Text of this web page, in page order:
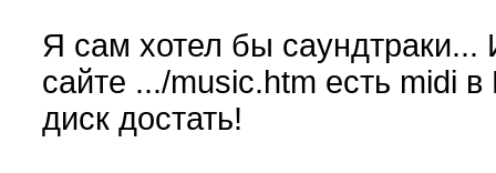
Я сам хотел бы
сайте .../music.htm есть midi
диск достать!